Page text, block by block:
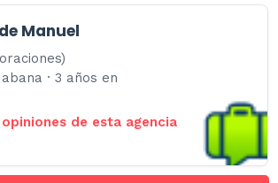
Manuel
· 3 años en
de esta agencia